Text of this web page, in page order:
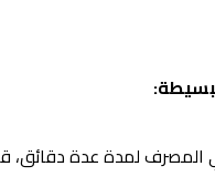
لمدة عدة دقائق،